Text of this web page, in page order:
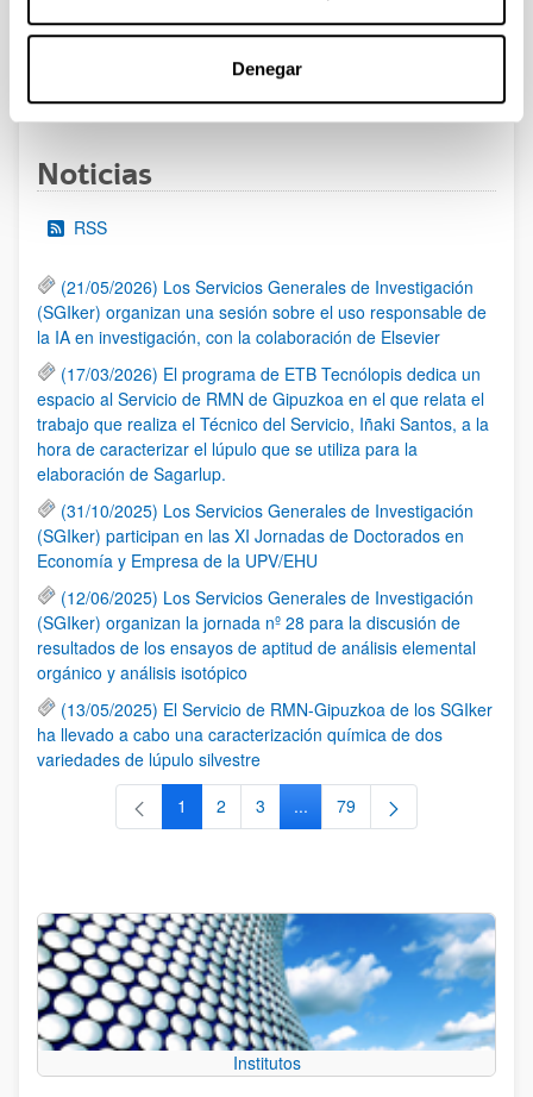
Denegar
Páginas intermedias Use TAB para desplazarse.
Páginas intermedias
Noticias
RSS
(21/05/2026) Los Servicios Generales de Investigación
(SGIker) organizan una sesión sobre el uso responsable de
la IA en investigación, con la colaboración de Elsevier
(17/03/2026) El programa de ETB Tecnólopis dedica un
espacio al Servicio de RMN de Gipuzkoa en el que relata el
trabajo que realiza el Técnico del Servicio, Iñaki Santos, a la
hora de caracterizar el lúpulo que se utiliza para la
elaboración de Sagarlup.
(31/10/2025) Los Servicios Generales de Investigación
(SGIker) participan en las XI Jornadas de Doctorados en
Economía y Empresa de la UPV/EHU
(12/06/2025) Los Servicios Generales de Investigación
(SGIker) organizan la jornada nº 28 para la discusión de
resultados de los ensayos de aptitud de análisis elemental
orgánico y análisis isotópico
(13/05/2025) El Servicio de RMN-Gipuzkoa de los SGIker
ha llevado a cabo una caracterización química de dos
variedades de lúpulo silvestre
Página
1 Página
2 Página
3 ...Páginas intermedias Use TAB
Página
79
Institutos